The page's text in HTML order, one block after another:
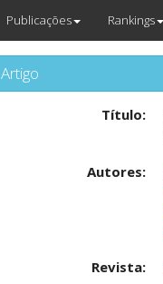
Publicações Rankings
Artigo
Título:
Autores:
Revista: